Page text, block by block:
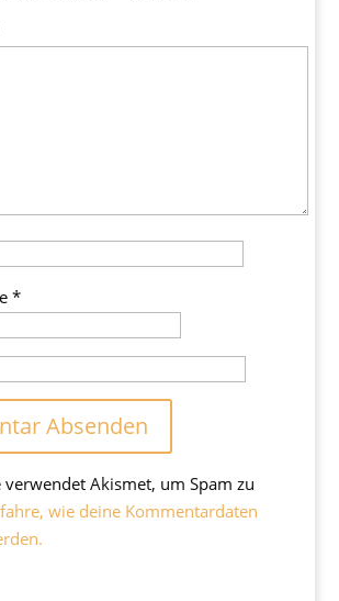
*
verwendet Akismet, um Spam zu
wie deine Kommentardaten